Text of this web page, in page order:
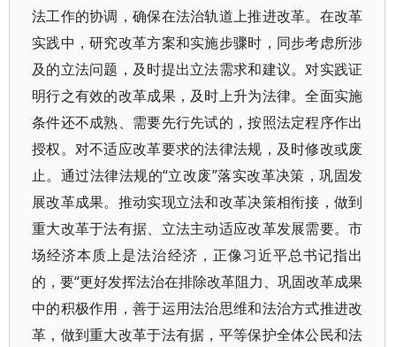
法工作的协调，确保在法治轨道上推进改革。在改革
实践中，研究改革方案和实施步骤时，同步考虑所涉
及的立法问题，及时提出立法需求和建议。对实践证
明行之有效的改革成果，及时上升为法律。全面实施
条件还不成熟、需要先行先试的，按照法定程序作出
授权。对不适应改革要求的法律法规，及时修改或废
止。通过法律法规的“立改废”落实改革决策，巩固发
展改革成果。推动实现立法和改革决策相衔接，做到
重大改革于法有据、立法主动适应改革发展需要。市
场经济本质上是法治经济，正像习近平总书记指出
的，要“更好发挥法治在排除改革阻力、巩固改革成果
中的积极作用，善于运用法治思维和法治方式推进改
革，做到重大改革于法有据，平等保护全体公民和法